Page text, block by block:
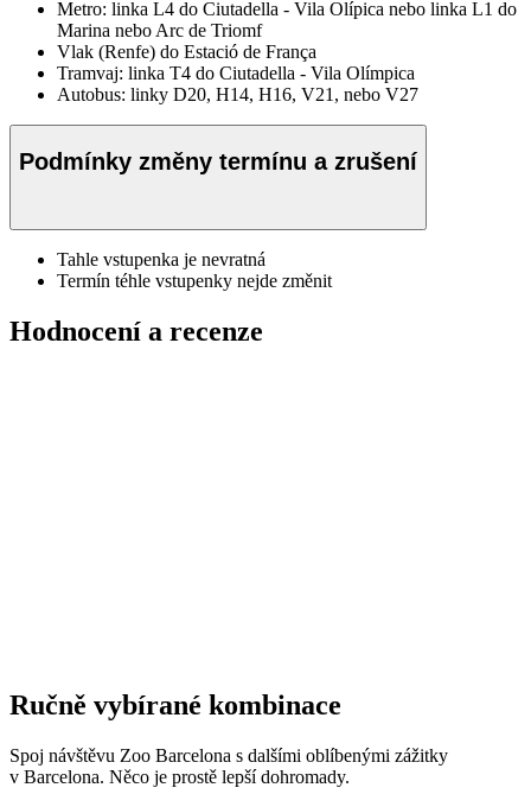
Metro: linka L4 do Ciutadella - Vila Olípica nebo linka L1 do
Marina nebo Arc de Triomf
Vlak (Renfe) do Estació de França
Tramvaj: linka T4 do Ciutadella - Vila Olímpica
Autobus: linky D20, H14, H16, V21, nebo V27
Podmínky změny termínu a zrušení
Tahle vstupenka je nevratná
Termín téhle vstupenky nejde změnit
Hodnocení a recenze
Ručně vybírané kombinace
Spoj návštěvu Zoo Barcelona s dalšími oblíbenými zážitky
v Barcelona. Něco je prostě lepší dohromady.